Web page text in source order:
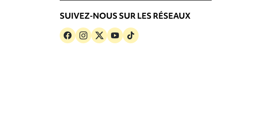
SUIVEZ-NOUS SUR LES RÉSEAUX